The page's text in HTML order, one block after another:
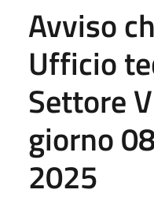
Avviso
Ufficio
Settore
giorno
2025